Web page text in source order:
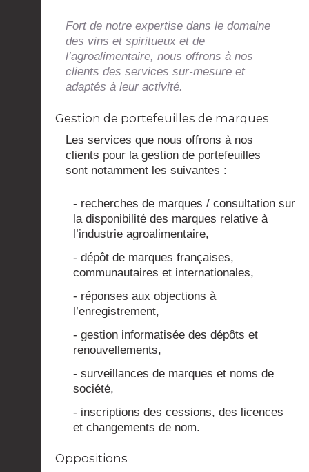
Fort de notre expertise dans le domaine
des vins et spiritueux et de
l’agroalimentaire, nous offrons à nos
clients des services sur-mesure et
adaptés à leur activité.
Gestion de portefeuilles de marques
Les services que nous offrons à nos
clients pour la gestion de portefeuilles
sont notamment les suivantes :
- recherches de marques / consultation sur
la disponibilité des marques relative à
l’industrie agroalimentaire,
- dépôt de marques françaises,
communautaires et internationales,
- réponses aux objections à
l’enregistrement,
- gestion informatisée des dépôts et
renouvellements,
- surveillances de marques et noms de
société,
- inscriptions des cessions, des licences
et changements de nom.
Oppositions